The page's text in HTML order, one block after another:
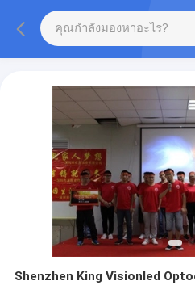
Shenzhen King Visionled